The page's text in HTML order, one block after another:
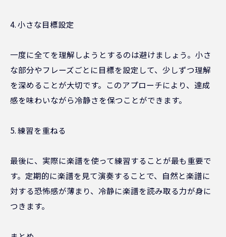
4. 小さな目標設定
一度に全てを理解しようとするのは避けましょう。小さ
な部分やフレーズごとに目標を設定して、少しずつ理解
を深めることが大切です。このアプローチにより、達成
感を味わいながら冷静さを保つことができます。
5. 練習を重ねる
最後に、実際に楽譜を使って練習することが最も重要で
す。定期的に楽譜を見て演奏することで、自然と楽譜に
対する恐怖感が薄まり、冷静に楽譜を読み取る力が身に
つきます。